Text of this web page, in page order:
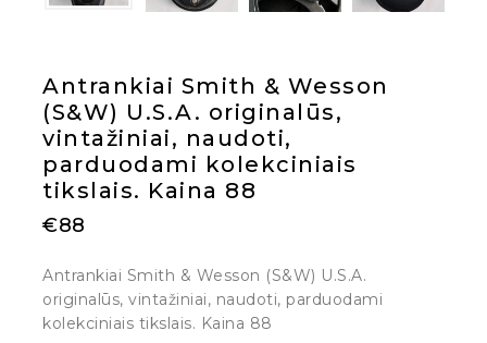
Antrankiai Smith & Wesson
(S&W) U.S.A. originalūs,
vintažiniai, naudoti,
parduodami kolekciniais
tikslais. Kaina 88
€88
Antrankiai Smith & Wesson (S&W) U.S.A.
originalūs, vintažiniai, naudoti, parduodami
kolekciniais tikslais. Kaina 88